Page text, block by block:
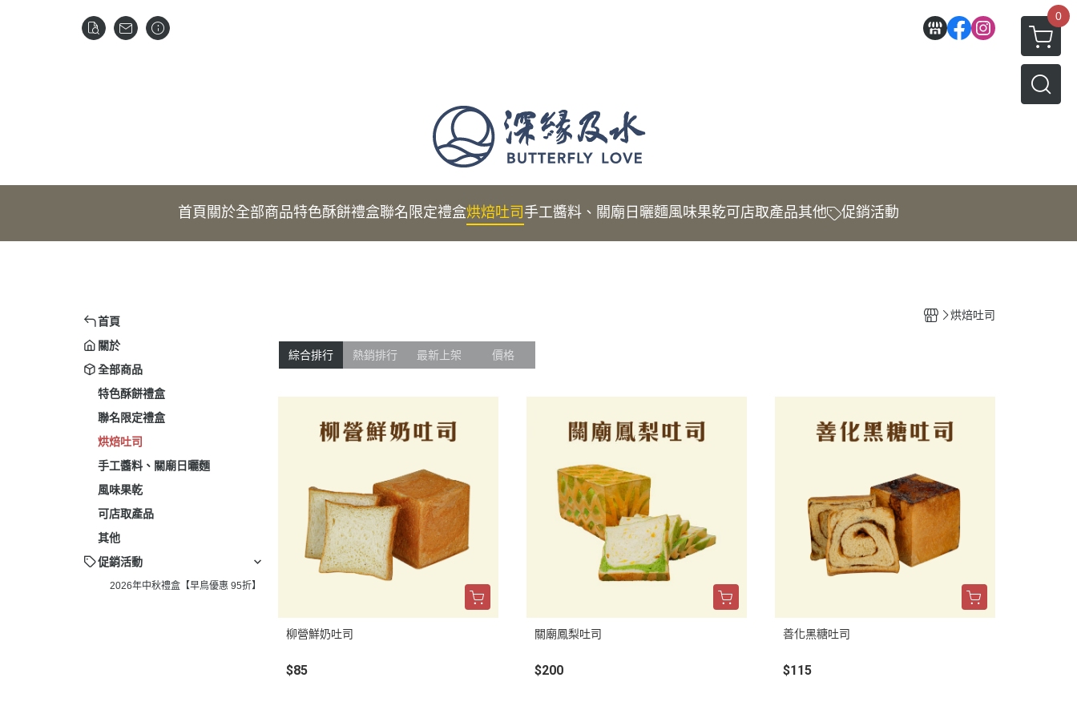
0
首頁 關於全部商品特色酥餅禮盒聯名限定禮盒烘焙吐司 手工醬料、關廟日曬麵風味果乾可店取產品其他 促銷活動
首頁
關於
全部商品
特色酥餅禮盒
聯名限定禮盒
烘焙吐司
手工醬料、關廟日曬麵
風味果乾
可店取產品
其他
促銷活動
2026年中秋禮盒【早鳥優惠 95折】
烘焙吐司
綜合排行 熱銷排行 最新上架 價格
柳營鮮奶吐司
$85
關廟鳳梨吐司
$200
善化黑糖吐司
$115